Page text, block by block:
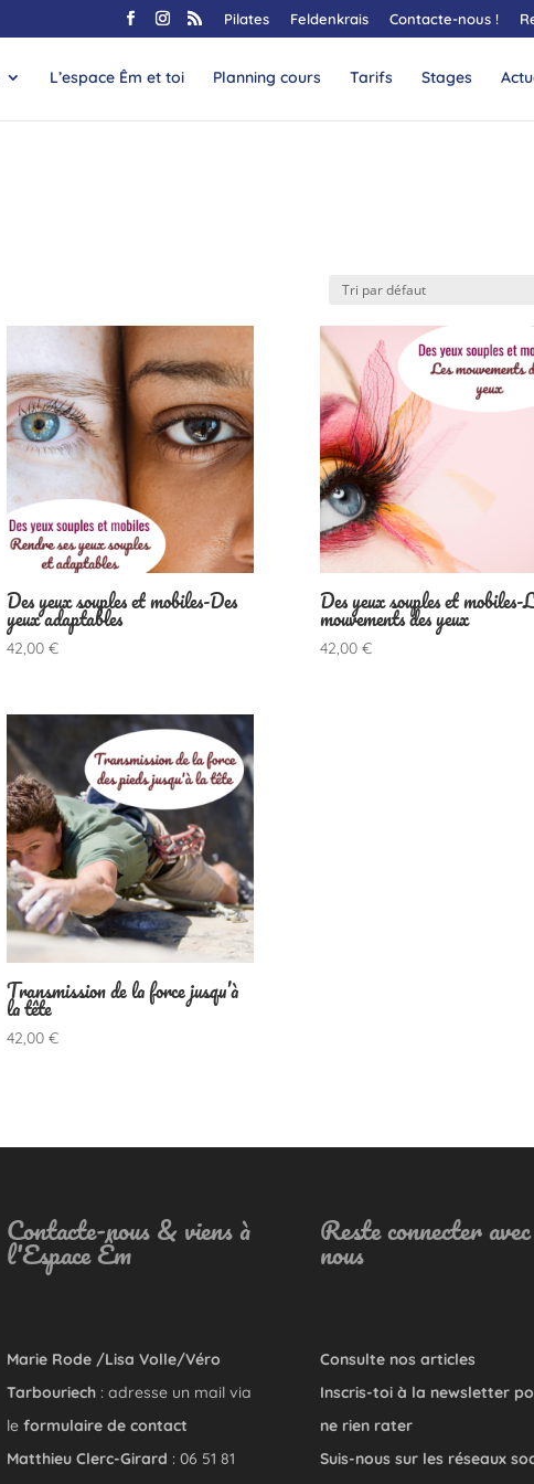
Pilates Feldenkrais Contacte-nous !
L’espace Êm et toi Planning cours Tarifs Stages
Des yeux souples et mobiles-Des
yeux adaptables
42,00 €
Des yeux souples et mobiles-
mouvements des yeux
42,00 €
Transmission de la force jusqu’à
la tête
42,00 €
Contacte-nous & viens à
l'Espace Êm
Marie Rode /Lisa Volle/Véro
Tarbouriech: adresse un mail via
le formulaire de contact
Matthieu Clerc-Girard : 06 51 81
Reste connecter avec
nous
Consulte nos articles
Inscris-toi à la newsletter
ne rien rater
Suis-nous sur les réseaux